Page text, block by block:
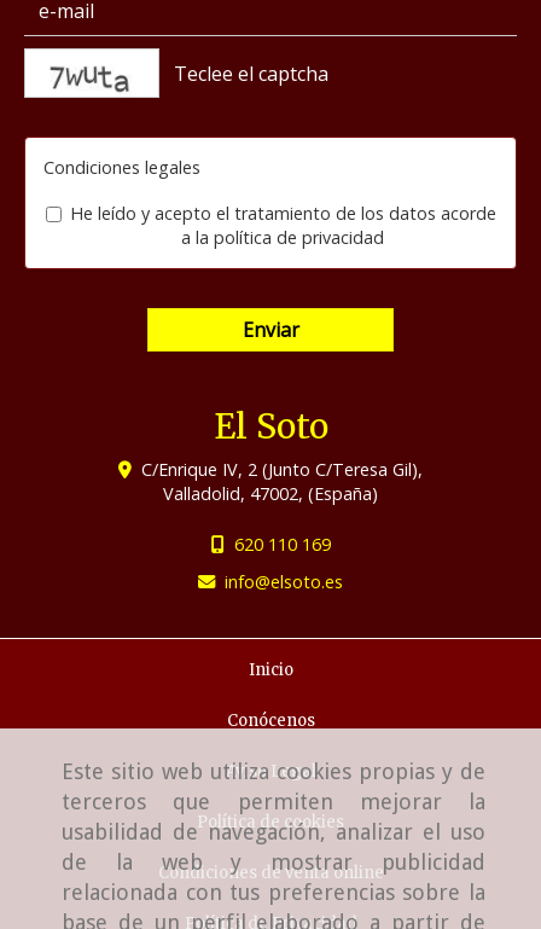
Este sitio web utiliza cookies propias y de
terceros que permiten mejorar la
usabilidad de navegación, analizar el uso
de la web y mostrar publicidad
relacionada con tus preferencias sobre la
base de un perfil elaborado a partir de
Condiciones legales
He leído y acepto el tratamiento de los datos acorde
a la política de privacidad
Enviar
El Soto
C/Enrique IV, 2 (Junto C/Teresa Gil),
Valladolid, 47002, (España)
620 110 169
info
elsoto.es
Inicio
Conócenos
Aviso Legal
Política de cookies
Condiciones de venta online
Política de Privacidad